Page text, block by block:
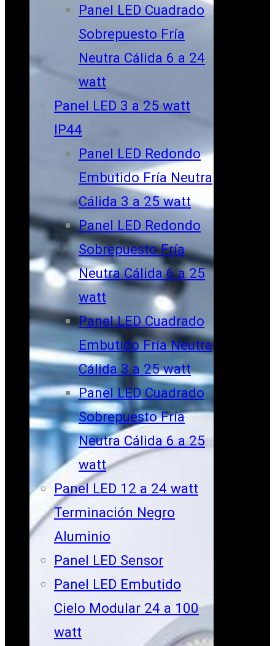
Panel LED Cuadrado
Sobrepuesto Fría
Neutra Cálida 6 a 24
watt
Panel LED 3 a 25 watt
IP44
Panel LED Redondo
Embutido Fría Neutra
Cálida 3 a 25 watt
Panel LED Redondo
Sobrepuesto Fría
Neutra Cálida 6 a 25
watt
Panel LED Cuadrado
Embutido Fría Neutra
Cálida 3 a 25 watt
Panel LED Cuadrado
Sobrepuesto Fría
Neutra Cálida 6 a 25
watt
Panel LED 12 a 24 watt
Terminación Negro
Aluminio
Panel LED Sensor
Panel LED Embutido
Cielo Modular 24 a 100
watt